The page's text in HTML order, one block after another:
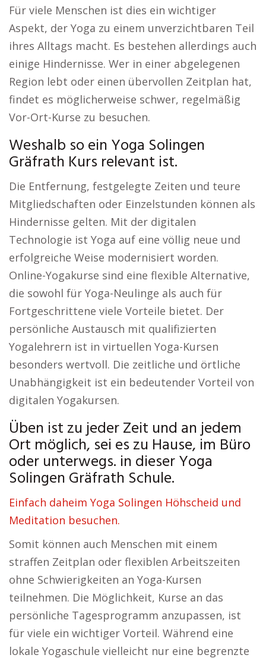
Für viele Menschen ist dies ein wichtiger
Aspekt, der Yoga zu einem unverzichtbaren Teil
ihres Alltags macht. Es bestehen allerdings auch
einige Hindernisse. Wer in einer abgelegenen
Region lebt oder einen übervollen Zeitplan hat,
findet es möglicherweise schwer, regelmäßig
Vor-Ort-Kurse zu besuchen.
Weshalb so ein Yoga Solingen
Gräfrath Kurs relevant ist.
Die Entfernung, festgelegte Zeiten und teure
Mitgliedschaften oder Einzelstunden können als
Hindernisse gelten. Mit der digitalen
Technologie ist Yoga auf eine völlig neue und
erfolgreiche Weise modernisiert worden.
Online-Yogakurse sind eine flexible Alternative,
die sowohl für Yoga-Neulinge als auch für
Fortgeschrittene viele Vorteile bietet. Der
persönliche Austausch mit qualifizierten
Yogalehrern ist in virtuellen Yoga-Kursen
besonders wertvoll. Die zeitliche und örtliche
Unabhängigkeit ist ein bedeutender Vorteil von
digitalen Yogakursen.
Üben ist zu jeder Zeit und an jedem
Ort möglich, sei es zu Hause, im Büro
oder unterwegs. in dieser Yoga
Solingen Gräfrath Schule.
Einfach daheim Yoga Solingen Höhscheid und
Meditation besuchen.
Somit können auch Menschen mit einem
straffen Zeitplan oder flexiblen Arbeitszeiten
ohne Schwierigkeiten an Yoga-Kursen
teilnehmen. Die Möglichkeit, Kurse an das
persönliche Tagesprogramm anzupassen, ist
für viele ein wichtiger Vorteil. Während eine
lokale Yogaschule vielleicht nur eine begrenzte